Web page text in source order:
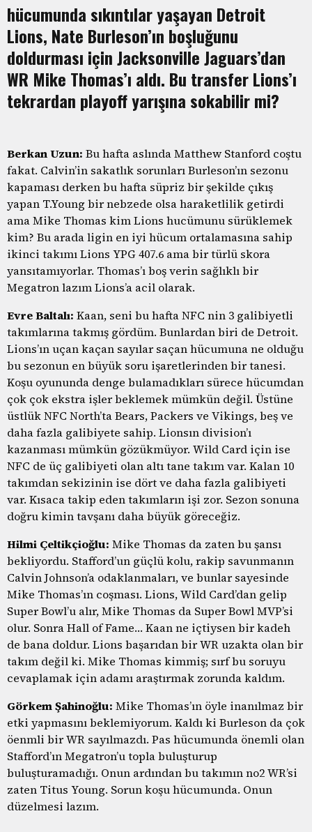
hücumunda sıkıntılar yaşayan Detroit
Lions, Nate Burleson’ın boşluğunu
doldurması için Jacksonville Jaguars’dan
WR Mike Thomas’ı aldı. Bu transfer Lions’ı
tekrardan playoff yarışına sokabilir mi?
Berkan Uzun: Bu hafta aslında Matthew Stanford coştu
fakat. Calvin’in sakatlık sorunları Burleson’ın sezonu
kapaması derken bu hafta süpriz bir şekilde çıkış
yapan T.Young bir nebzede olsa haraketlilik getirdi
ama Mike Thomas kim Lions hucümunu sürüklemek
kim? Bu arada ligin en iyi hücum ortalamasına sahip
ikinci takımı Lions YPG 407.6 ama bir türlü skora
yansıtamıyorlar. Thomas’ı boş verin sağlıklı bir
Megatron lazım Lions’a acil olarak.
Evre Baltalı: Kaan, seni bu hafta NFC nin 3 galibiyetli
takımlarına takmış gördüm. Bunlardan biri de Detroit.
Lions’ın uçan kaçan sayılar saçan hücumuna ne olduğu
bu sezonun en büyük soru işaretlerinden bir tanesi.
Koşu oyununda denge bulamadıkları sürece hücumdan
çok çok ekstra işler beklemek mümkün değil. Üstüne
üstlük NFC North’ta Bears, Packers ve Vikings, beş ve
daha fazla galibiyete sahip. Lionsın division’ı
kazanması mümkün gözükmüyor. Wild Card için ise
NFC de üç galibiyeti olan altı tane takım var. Kalan 10
takımdan sekizinin ise dört ve daha fazla galibiyeti
var. Kısaca takip eden takımların işi zor. Sezon sonuna
doğru kimin tavşanı daha büyük göreceğiz.
Hilmi Çeltikçioğlu: Mike Thomas da zaten bu şansı
bekliyordu. Stafford’un güçlü kolu, rakip savunmanın
Calvin Johnson’a odaklanmaları, ve bunlar sayesinde
Mike Thomas’ın coşması. Lions, Wild Card’dan gelip
Super Bowl’u alır, Mike Thomas da Super Bowl MVP’si
olur. Sonra Hall of Fame… Kaan ne içtiysen bir kadeh
de bana doldur. Lions başarıdan bir WR uzakta olan bir
takım değil ki. Mike Thomas kimmiş; sırf bu soruyu
cevaplamak için adamı araştırmak zorunda kaldım.
Görkem Şahinoğlu: Mike Thomas’ın öyle inanılmaz bir
etki yapmasını beklemiyorum. Kaldı ki Burleson da çok
öenmli bir WR sayılmazdı. Pas hücumunda önemli olan
Stafford’ın Megatron’u topla buluşturup
buluşturamadığı. Onun ardından bu takımın no2 WR’si
zaten Titus Young. Sorun koşu hücumunda. Onun
düzelmesi lazım.